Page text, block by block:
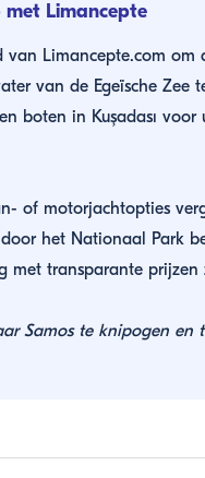
met Limancepte
Limancepte.com om
van de Egeïsche Zee
boten in Kuşadası voor
of motorjachtopties
het Nationaal Park
met transparante prijzen
Samos te knipogen